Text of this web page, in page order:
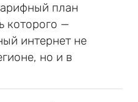
план
которого —
интернет не
но и в